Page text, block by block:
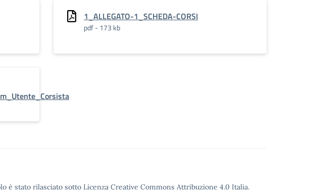
1_ALLEGATO-1_SCHEDA-CORSI
pdf - 173 kb
è stato rilasciato sotto Licenza Creative Commons Attribuzione 4.0 Italia.